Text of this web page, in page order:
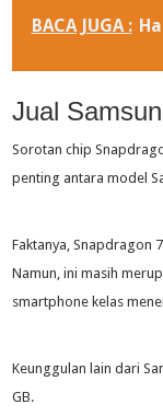
BACA JUGA :
Jual
Sorotan chip
penting antara model
Faktanya, Snapdragon
Namun, ini masih
smartphone kelas
Keunggulan lain dari
GB.